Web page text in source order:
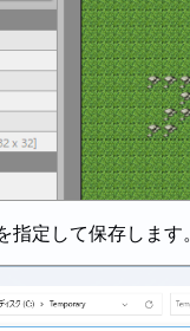
定して保存します。